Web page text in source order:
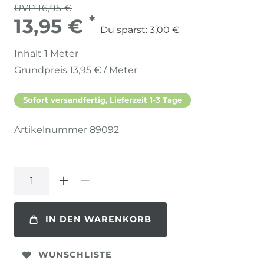
UVP 16,95 €
13,95 € *
Du sparst: 3,00 €
Inhalt 1 Meter
Grundpreis 13,95 € / Meter
Sofort versandfertig, Lieferzeit 1-3 Tage
Artikelnummer 89092
IN DEN WARENKORB
WUNSCHLISTE